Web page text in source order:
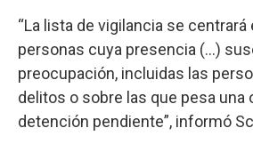
“La lista de vigilancia se centrará
personas cuya presencia (...)
preocupación, incluidas las
delitos o sobre las que pesa una
detención pendiente”, informó